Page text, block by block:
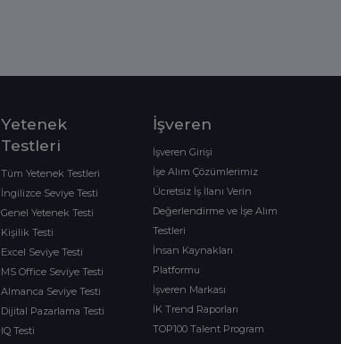
Yetenek
Testleri
Tüm Yetenek Testleri
İngilizce Seviye Testi
Genel Yetenek Testi
Kişilik Testi
Excel Seviye Testi
MS Office Seviye Testi
Almanca Seviye Testi
Dijital Pazarlama Testi
IQ Testi
İşveren
İşveren Girişi
İşe Alım Çözümlerimiz
Ücretsiz İş İlanı Verin
Değerlendirme ve İşe Alım
Testleri
İnsan Kaynakları
Platformu
İşveren Markası
İK Trend Raporları
TOP100 Talent Program